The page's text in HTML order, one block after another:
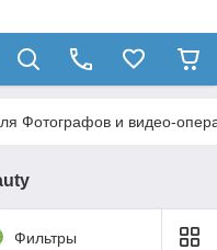
Фотографов и видео-
Фильтры